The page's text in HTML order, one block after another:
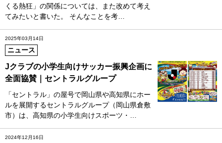
くる熱狂」の関係については、また改めて考え
てみたいと書いた。 そんなことを考…
2025年03月14日
ニュース
Jクラブの小学生向けサッカー振興企画に
全面協賛｜セントラルグループ
「セントラル」の屋号で岡山県や高知県にホー
ルを展開するセントラルグループ（岡山県倉敷
市）は、高知県の小学生向けスポーツ・…
2024年12月16日